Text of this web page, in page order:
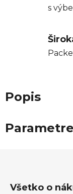
s
Popis
Parametre
Všetko o